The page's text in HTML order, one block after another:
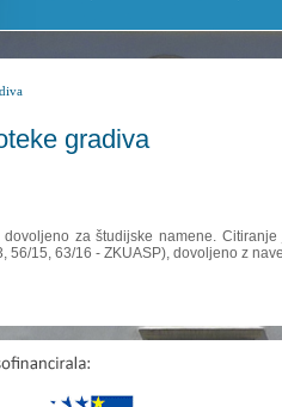
gradiva
za študijske namene.
56/15, 63/16 - ZKUASP), dovoljeno z